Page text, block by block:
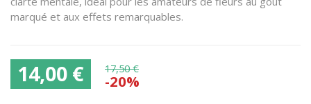
marqué et aux effets remarquables.
14,00 € 17,50 €
-20%